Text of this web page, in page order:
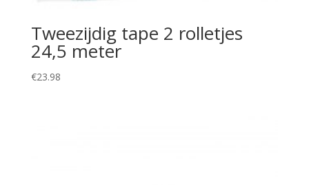
Tweezijdig tape 2 rolletjes
24,5 meter
€23.98